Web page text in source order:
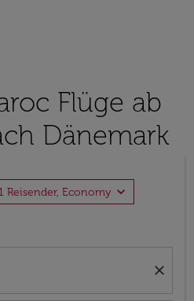
Flüge ab
Dänemark
1 Reisender, Economy expand_more
close